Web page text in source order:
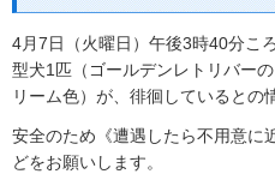
4月7日（火曜日）午後3時40分こ
型犬1匹（ゴールデンレトリバー
リーム色）が、徘徊しているとの
安全のため《遭遇したら不用意に
どをお願いします。